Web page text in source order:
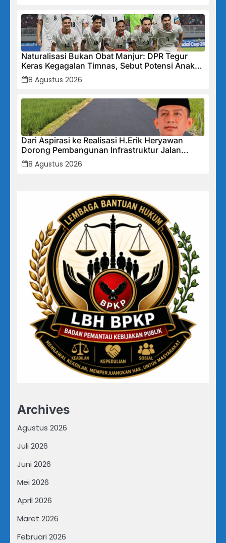
Naturalisasi Bukan Obat Manjur: DPR Tegur
Keras Kegagalan Timnas, Sebut Potensi Anak
Bangsa Terabaikan Demi “Jalan Pintas”
8 Agustus 2026
Dari Aspirasi ke Realisasi H.Erik Heryawan
Dorong Pembangunan Infrastruktur Jalan
Cikalong Bunder
8 Agustus 2026
Archives
Agustus 2026
Juli 2026
Juni 2026
Mei 2026
April 2026
Maret 2026
Februari 2026